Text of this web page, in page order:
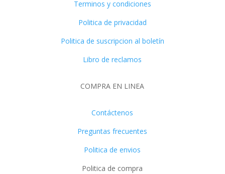
Terminos y condiciones
Politica de privacidad
Politica de suscripcion al boletín
Libro de reclamos
COMPRA EN LINEA
Contáctenos
Preguntas frecuentes
Politica de envios
Politica de compra